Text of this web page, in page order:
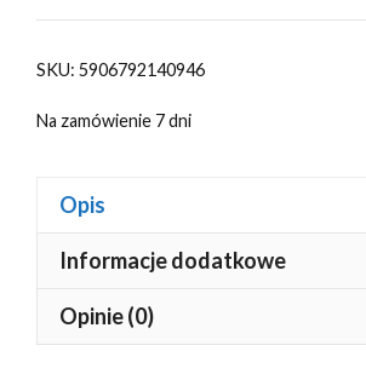
SKU: 5906792140946
Na zamówienie 7 dni
Opis
Informacje dodatkowe
Opinie (0)